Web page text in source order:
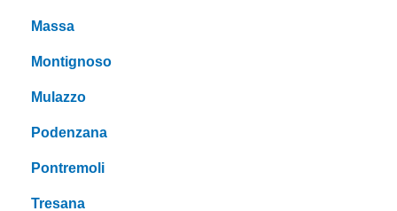
Massa
Montignoso
Mulazzo
Podenzana
Pontremoli
Tresana